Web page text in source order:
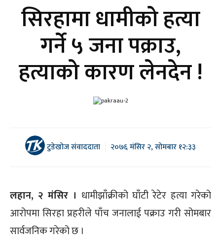
सिरहामा धामीको हत्या
गर्ने ५ जना पक्राउ,
हत्याको कारण लेनदेन !
टुडेखोज संवाददाता २०७६ मंसिर २, सोमबार १२:३३
लहान, २ मंसिर । धामीझाँक्रीको घाँटी रेटेर हत्या गरेको
आरोपमा सिरहा प्रहरीले पाँच जनालाई पक्राउ गरी सोमबार
सार्वजनिक गरेको छ ।